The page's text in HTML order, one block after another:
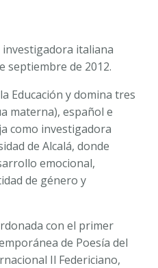
italiana
septiembre de 2012.
Educación y domina tres
materna), español e
como investigadora
de Alcalá, donde
emocional,
de género y
con el primer
de Poesía del
Il Federiciano,